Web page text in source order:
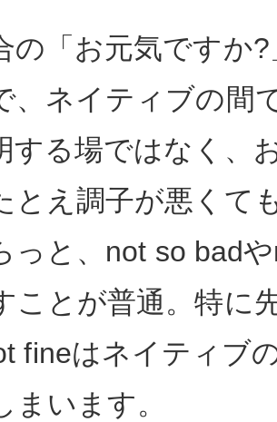
の「お元気ですか
、ネイティブの間
する場ではなく、
とえ調子が悪くて
っと、not so bad
ことが普通。特に
fineはネイティブ
まいます。